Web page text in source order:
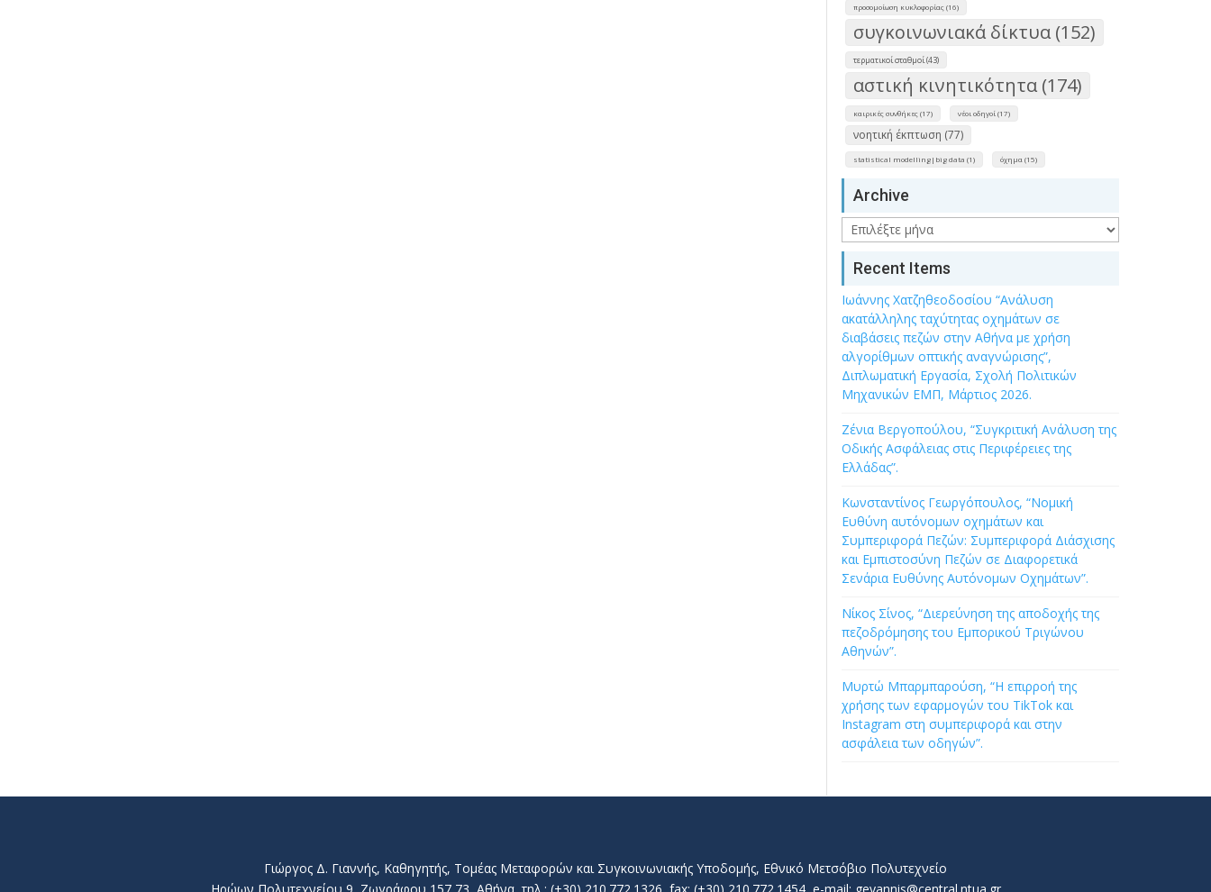
προσομοίωση κυκλοφορίας (16)
συγκοινωνιακά δίκτυα (152)
τερματικοί σταθμοί (43)
αστική κινητικότητα (174)
καιρικές συνθήκες (17) νέοι οδηγοί (17)
νοητική έκπτωση (77)
statistical modelling|big data (1) όχημα (15)
Archive
Archive
Recent Items
Ιωάννης Χατζηθεοδοσίου “Ανάλυση
ακατάλληλης ταχύτητας οχημάτων σε
διαβάσεις πεζών στην Αθήνα με χρήση
αλγορίθμων οπτικής αναγνώρισης”,
Διπλωματική Εργασία, Σχολή Πολιτικών
Μηχανικών ΕΜΠ, Μάρτιος 2026.
Ζένια Βεργοπούλου, “Συγκριτική Ανάλυση της
Οδικής Ασφάλειας στις Περιφέρειες της
Ελλάδας”.
Κωνσταντίνος Γεωργόπουλος, “Νομική
Ευθύνη αυτόνομων οχημάτων και
Συμπεριφορά Πεζών: Συμπεριφορά Διάσχισης
και Εμπιστοσύνη Πεζών σε Διαφορετικά
Σενάρια Ευθύνης Αυτόνομων Οχημάτων”.
Νίκος Σίνος, “Διερεύνηση της αποδοχής της
πεζοδρόμησης του Εμπορικού Τριγώνου
Αθηνών”.
Μυρτώ Μπαρμπαρούση, “Η επιρροή της
χρήσης των εφαρμογών του TikTok και
Instagram στη συμπεριφορά και στην
ασφάλεια των οδηγών”.
Γιώργος Δ. Γιαννής, Καθηγητής, Τομέας Μεταφορών και Συγκοινωνιακής Υποδομής, Εθνικό Μετσόβιο Πολυτεχνείο